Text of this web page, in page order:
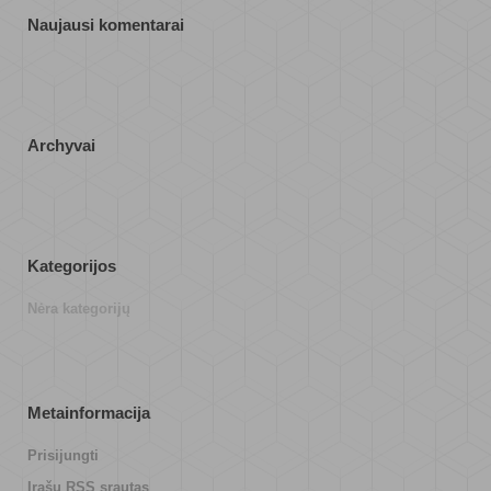
Naujausi komentarai
Archyvai
Kategorijos
Nėra kategorijų
Metainformacija
Prisijungti
Įrašų RSS srautas